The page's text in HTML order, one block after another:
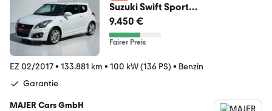
Suzuki Swift Sport
KEYLESS*XENON*NAVI*BLUETOO
TH
9.450 €
Fairer Preis
EZ 02/2017• 133.881 km • 100 kW (136 PS) • Benzin
Garantie
MAJER Cars GmbH